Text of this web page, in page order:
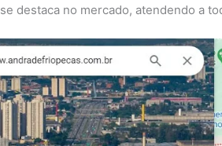
se destaca no mercado, atendendo a